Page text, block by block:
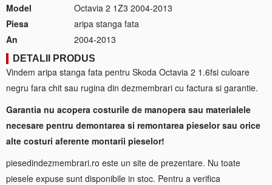
Model
Octavia 2 1Z3 2004-2013
Piesa
aripa stanga fata
An
2004-2013
DETALII PRODUS
Vindem aripa stanga fata pentru Skoda Octavia 2 1.6fsi culoare
negru fara chit sau rugina din dezmembrari cu factura si garantie.
Garantia nu acopera costurile de manopera sau materialele
necesare pentru demontarea si remontarea pieselor sau orice
alte costuri aferente montarii pieselor!
piesedindezmembrari.ro este un site de prezentare. Nu toate
piesele expuse sunt disponibile in stoc. Pentru a verifica